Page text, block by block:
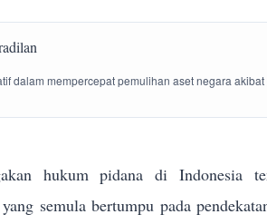
dalam mempercepat pemulihan aset negara
hukum pidana di Indonesia
semula bertumpu pada